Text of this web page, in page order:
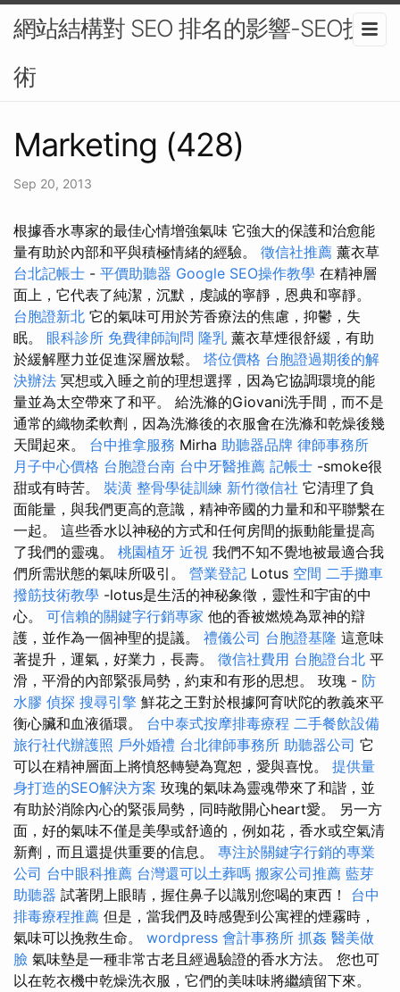
網站結構對 SEO 排名的影響-SEO技
術
Marketing (428)
Sep 20, 2013
根據香水專家的最佳心情增強氣味 它強大的保護和治愈能
量有助於內部和平與積極情緒的經驗。 徵信社推薦 薰衣草
台北記帳士 - 平價助聽器 Google SEO操作教學 在精神層
面上，它代表了純潔，沉默，虔誠的寧靜，恩典和寧靜。
台胞證新北 它的氣味可用於芳香療法的焦慮，抑鬱，失
眠。 眼科診所 免費律師詢問 隆乳 薰衣草煙很舒緩，有助
於緩解壓力並促進深層放鬆。 塔位價格 台胞證過期後的解
決辦法 冥想或入睡之前的理想選擇，因為它協調環境的能
量並為太空帶來了和平。 給洗滌的Giovani洗手間，而不是
通常的織物柔軟劑，因為洗滌後的衣服會在洗滌和乾燥後幾
天聞起來。 台中推拿服務 Mirha 助聽器品牌 律師事務所
月子中心價格 台胞證台南 台中牙醫推薦 記帳士 -smoke很
甜或有時苦。 裝潢 整骨學徒訓練 新竹徵信社 它清理了負
面能量，與我們更高的意識，精神帝國的力量和和平聯繫在
一起。 這些香水以神秘的方式和任何房間的振動能量提高
了我們的靈魂。 桃園植牙 近視 我們不知不覺地被最適合我
們所需狀態的氣味所吸引。 營業登記 Lotus 空間 二手攤車
撥筋技術教學 -lotus是生活的神秘象徵，靈性和宇宙的中
心。 可信賴的關鍵字行銷專家 他的香被燃燒為眾神的辯
護，並作為一個神聖的提議。 禮儀公司 台胞證基隆 這意味
著提升，運氣，好業力，長壽。 徵信社費用 台胞證台北 平
滑，平滑的內部緊張局勢，約束和有形的思想。 玫瑰 - 防
水膠 偵探 搜尋引擎 鮮花之王對於根據阿育吠陀的教義來平
衡心臟和血液循環。 台中泰式按摩排毒療程 二手餐飲設備
旅行社代辦護照 戶外婚禮 台北律師事務所 助聽器公司 它
可以在精神層面上將憤怒轉變為寬恕，愛與喜悅。 提供量
身打造的SEO解決方案 玫瑰的氣味為靈魂帶來了和諧，並
有助於消除內心的緊張局勢，同時敞開心heart愛。 另一方
面，好的氣味不僅是美學或舒適的，例如花，香水或空氣清
新劑，而且還提供重要的信息。 專注於關鍵字行銷的專業
公司 台中眼科推薦 台灣還可以土葬嗎 搬家公司推薦 藍芽
助聽器 試著閉上眼睛，握住鼻子以識別您喝的東西！ 台中
排毒療程推薦 但是，當我們及時感覺到公寓裡的煙霧時，
氣味可以挽救生命。 wordpress 會計事務所 抓姦 醫美做
臉 氣味墊是一種非常古老且經過驗證的香水方法。 您也可
以在乾衣機中乾燥洗衣服，它們的美味味將繼續留下來。